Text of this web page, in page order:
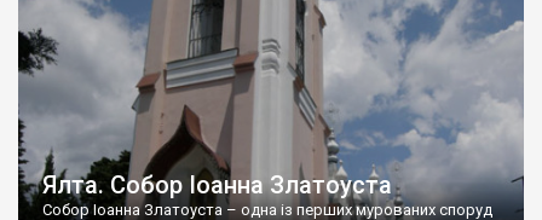
Ялта. Собор Іоанна Златоуста
Собор Іоанна Златоуста – одна із перших мурованих споруд